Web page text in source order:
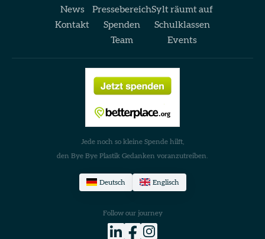
News
Kontakt
Pressebereich
Spenden
Team
Sylt räumt auf
Schulklassen
Events
Jede noch so kleine Spende hilft,
den Bye Bye Plastik Gedanken voranzutreiben.
Deutsch Englisch
Follow our journey